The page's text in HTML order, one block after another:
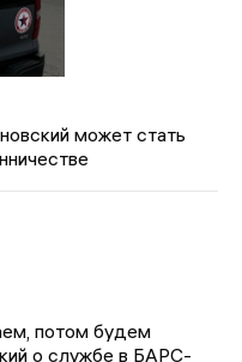
может стать
потом будем
о службе в БАРС-